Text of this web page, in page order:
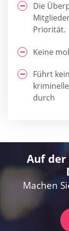
Die
Priorität.
Keine
Führt
durch
Auf der
Machen